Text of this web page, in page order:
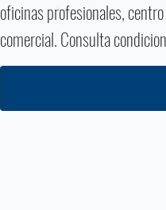
oficinas profesionales,
comercial. Consulta